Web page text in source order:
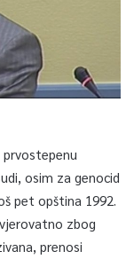
osim za genocid
pet opština 1992.
zbog
prenosi